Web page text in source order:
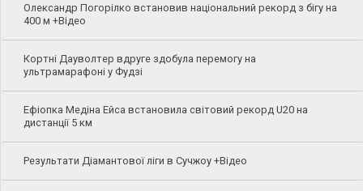
Олександр Погорілко встановив національний рекорд з бігу на
400 м +Відео
Кортні Дауволтер вдруге здобула перемогу на
ультрамарафоні у Фудзі
Ефіопка Медіна Ейса встановила світовий рекорд U20 на
дистанції 5 км
Результати Діамантової ліги в Сучжоу +Відео